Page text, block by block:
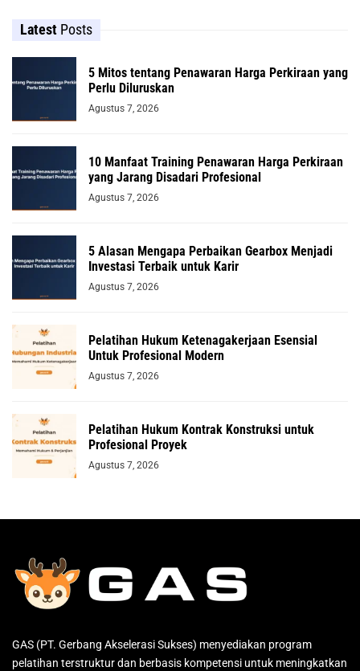
Latest Posts
5 Mitos tentang Penawaran Harga Perkiraan yang
Perlu Diluruskan
Agustus 7, 2026
10 Manfaat Training Penawaran Harga Perkiraan
yang Jarang Disadari Profesional
Agustus 7, 2026
5 Alasan Mengapa Perbaikan Gearbox Menjadi
Investasi Terbaik untuk Karir
Agustus 7, 2026
Pelatihan Hukum Ketenagakerjaan Esensial
Untuk Profesional Modern
Agustus 7, 2026
Pelatihan Hukum Kontrak Konstruksi untuk
Profesional Proyek
Agustus 7, 2026
GAS (PT. Gerbang Akselerasi Sukses) menyediakan program
pelatihan terstruktur dan berbasis kompetensi untuk meningkatkan